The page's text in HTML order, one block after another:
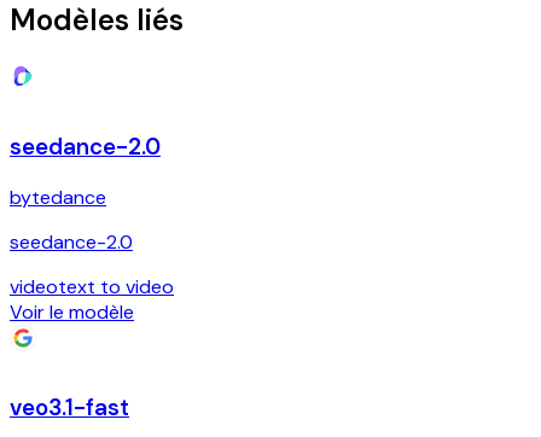
Modèles liés
seedance-2.0
bytedance
seedance-2.0
videotext to video
Voir le modèle
veo3.1-fast